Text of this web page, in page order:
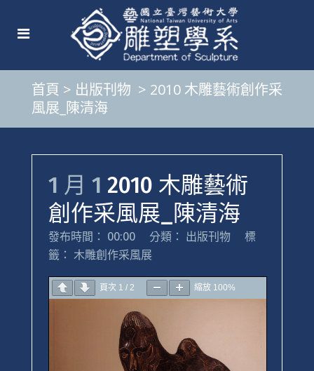
首頁 > 出版刊物 > 2010 木雕藝術創作采
風展_陳清海
1 月 1 2010 木雕藝術
創作采風展_陳清海
發布時間： 00:00 分類： 出版刊物
標
籤： 木雕創作采風展
頁次 1 / 2 縮放 100%